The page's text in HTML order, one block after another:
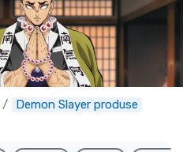
Demon Slayer produse